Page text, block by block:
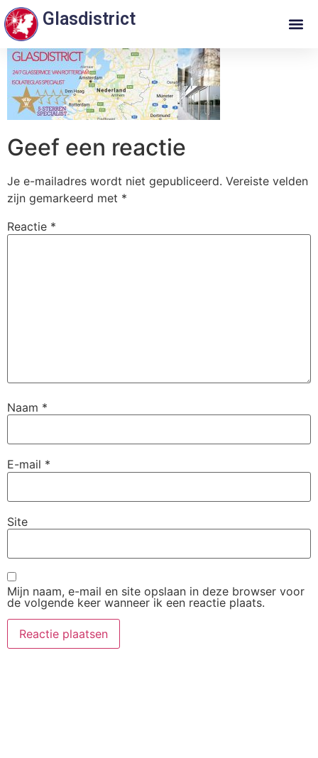
Glasdistrict
Geef een reactie
Je e-mailadres wordt niet gepubliceerd. Vereiste velden
zijn gemarkeerd met *
Reactie *
Naam *
E-mail *
Site
Mijn naam, e-mail en site opslaan in deze browser voor
de volgende keer wanneer ik een reactie plaats.